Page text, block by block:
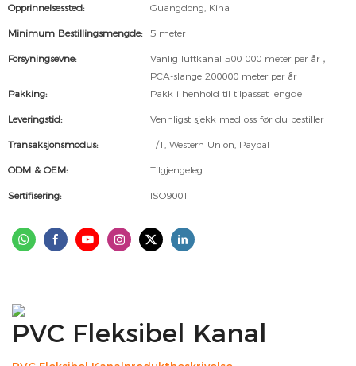
Opprinnelsessted: Guangdong, Kina
Minimum Bestillingsmengde: 5 meter
Forsyningsevne:
Vanlig luftkanal 500 000 meter per år，
PCA-slange 200000 meter per år
Pakking:
Pakk i henhold til tilpasset lengde
Leveringstid: Vennligst sjekk med oss ​​før du bestiller
Transaksjonsmodus: T/T, Western Union, Paypal
ODM & OEM: Tilgjengeleg
Sertifisering: ISO9001
PVC Fleksibel Kanal